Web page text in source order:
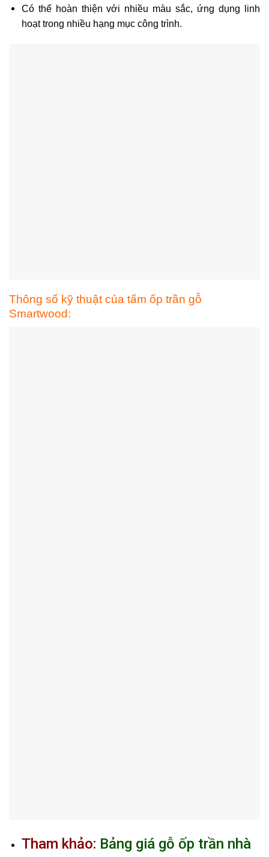
Có thể hoàn thiện với nhiều màu sắc, ứng dụng linh
hoạt trong nhiều hạng mục công trình.
Thông số kỹ thuật của tấm ốp trần gỗ
Smartwood:
Tham khảo: Bảng giá gỗ ốp trần nhà